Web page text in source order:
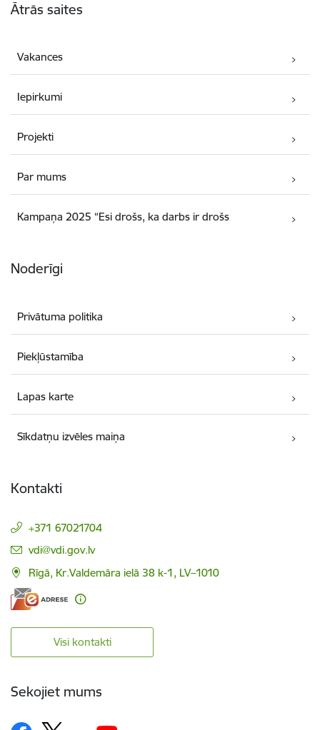
Ātrās saites
Vakances
Iepirkumi
Projekti
Par mums
Kampaņa 2025 “Esi drošs, ka darbs ir drošs
Noderīgi
Privātuma politika
Piekļūstamība
Lapas karte
Sīkdatņu izvēles maiņa
Kontakti
+371 67021704
E-pasts:
vdi@vdi.gov.lv
Rīgā, Kr.Valdemāra ielā 38 k-1, LV–1010
Visi kontakti
Sekojiet mums